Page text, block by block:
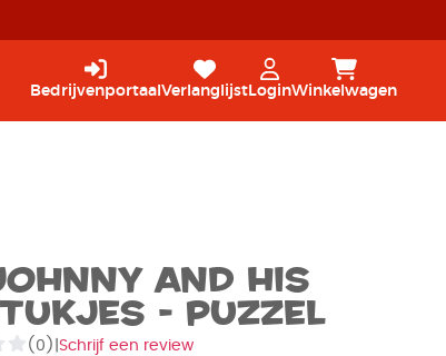
Bedrijvenportaal Verlanglijst LoginWinkelwagen
and his
- Puzzel
(0) Schrijf een review